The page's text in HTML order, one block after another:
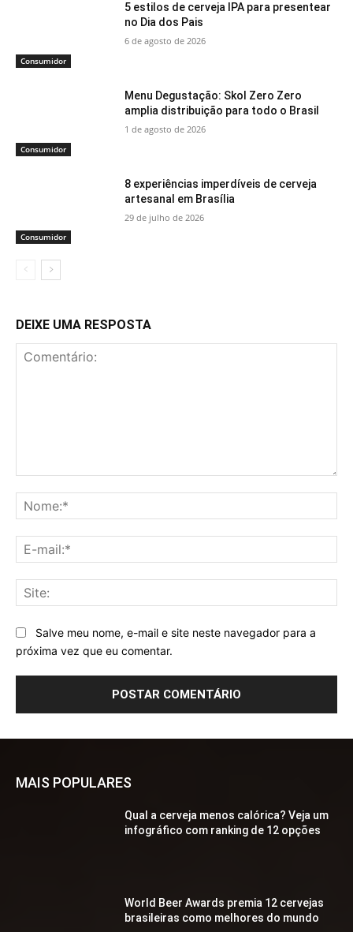
Consumidor
5 estilos de cerveja IPA para presentear
no Dia dos Pais
6 de agosto de 2026
Consumidor
Menu Degustação: Skol Zero Zero
amplia distribuição para todo o Brasil
1 de agosto de 2026
Consumidor
8 experiências imperdíveis de cerveja
artesanal em Brasília
29 de julho de 2026
DEIXE UMA RESPOSTA
Salve meu nome, e-mail e site neste navegador para a
próxima vez que eu comentar.
MAIS POPULARES
Qual a cerveja menos calórica? Veja um
infográfico com ranking de 12 opções
World Beer Awards premia 12 cervejas
brasileiras como melhores do mundo